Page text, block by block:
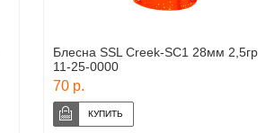
Блесна SSL Creek-SC1 28мм 2,5гр
11-25-0000
70 р.